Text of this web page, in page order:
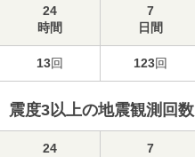
24
時間
7
日間
13回 123回
震度3以上の地震観測回数
24
7